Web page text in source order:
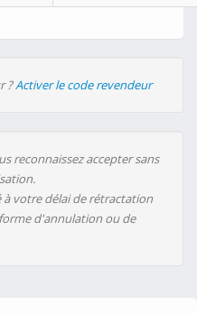
?Activer le code revendeur
reconnaissez accepter sans
à votre délai de rétractation
d'annulation ou de